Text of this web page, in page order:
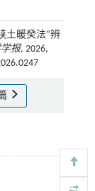
土暖癸法”辨
报, 2026,